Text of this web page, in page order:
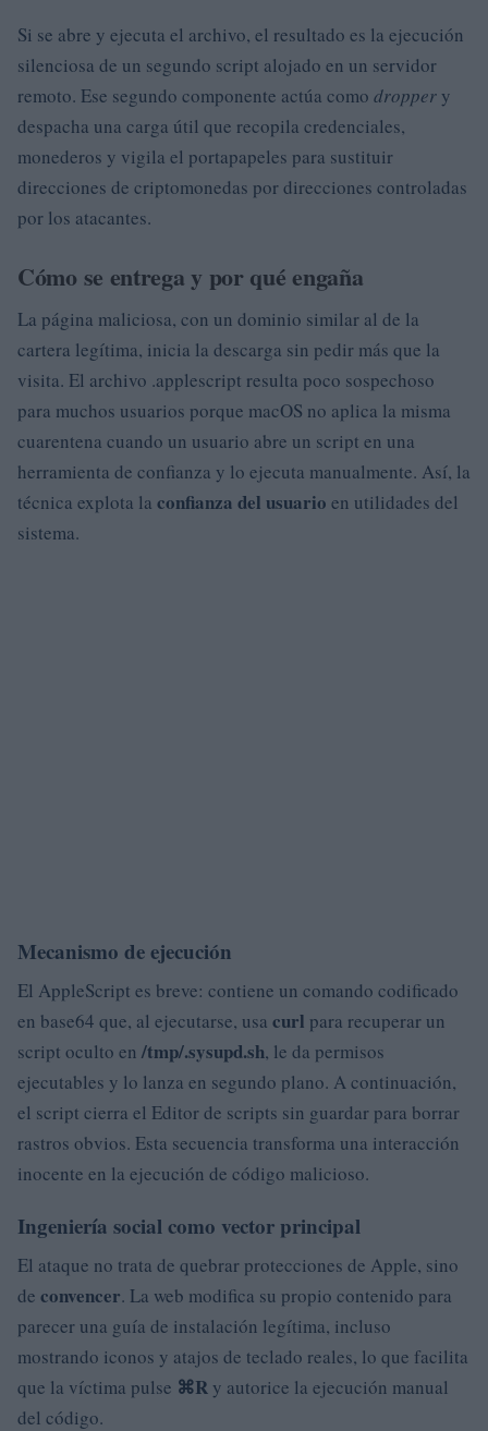
Si se abre y ejecuta el archivo, el resultado es la ejecución
silenciosa de un segundo script alojado en un servidor
remoto. Ese segundo componente actúa como dropper y
despacha una carga útil que recopila credenciales,
monederos y vigila el portapapeles para sustituir
direcciones de criptomonedas por direcciones controladas
por los atacantes.
Cómo se entrega y por qué engaña
La página maliciosa, con un dominio similar al de la
cartera legítima, inicia la descarga sin pedir más que la
visita. El archivo .applescript resulta poco sospechoso
para muchos usuarios porque macOS no aplica la misma
cuarentena cuando un usuario abre un script en una
herramienta de confianza y lo ejecuta manualmente. Así, la
técnica explota la confianza del usuario en utilidades del
sistema.
Mecanismo de ejecución
El AppleScript es breve: contiene un comando codificado
en base64 que, al ejecutarse, usa curl para recuperar un
script oculto en /tmp/.sysupd.sh, le da permisos
ejecutables y lo lanza en segundo plano. A continuación,
el script cierra el Editor de scripts sin guardar para borrar
rastros obvios. Esta secuencia transforma una interacción
inocente en la ejecución de código malicioso.
Ingeniería social como vector principal
El ataque no trata de quebrar protecciones de Apple, sino
de convencer. La web modifica su propio contenido para
parecer una guía de instalación legítima, incluso
mostrando iconos y atajos de teclado reales, lo que facilita
que la víctima pulse ⌘R y autorice la ejecución manual
del código.